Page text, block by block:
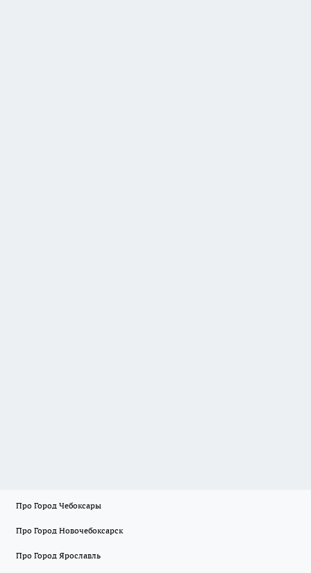
Про Город Чебоксары
Про Город Новочебоксарск
Про Город Ярославль